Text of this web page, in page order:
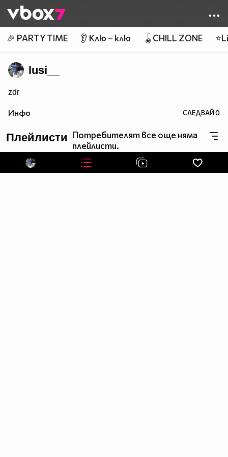
👾
🎉 PARTY TIME 👂 Клю – клю 🪀CHILL ZONE
lusi__
zdr
Инфо СЛЕДВАЙ0
Плейлисти Потребителят все още няма
плейлисти.